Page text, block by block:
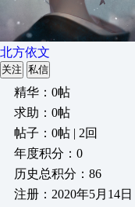
北方依文
关注 私信
精华：0帖
求助：0帖
帖子：0帖 | 2回
年度积分：0
历史总积分：86
注册：2020年5月14日